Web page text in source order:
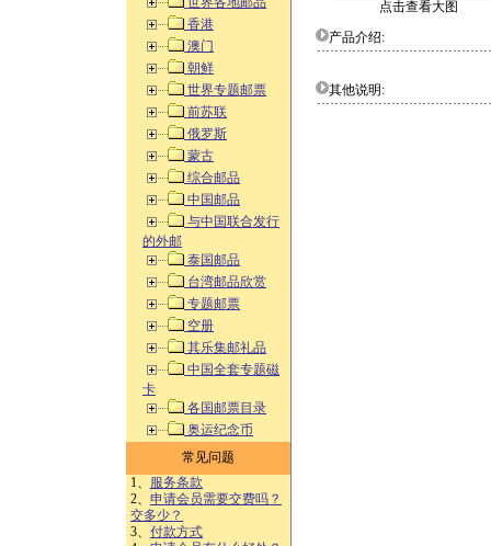
香港
澳门
朝鲜
世界专题邮票
前苏联
俄罗斯
蒙古
综合邮品
中国邮品
与中国联合发行
的外邮
泰国邮品
台湾邮品欣赏
专题邮票
空册
其乐集邮礼品
中国全套专题磁
卡
各国邮票目录
奥运纪念币
常见问题
1、 服务条款
2、 申请会员需要交费吗？
交多少？
3、 付款方式
点击查看大图
产品介绍:
其他说明: